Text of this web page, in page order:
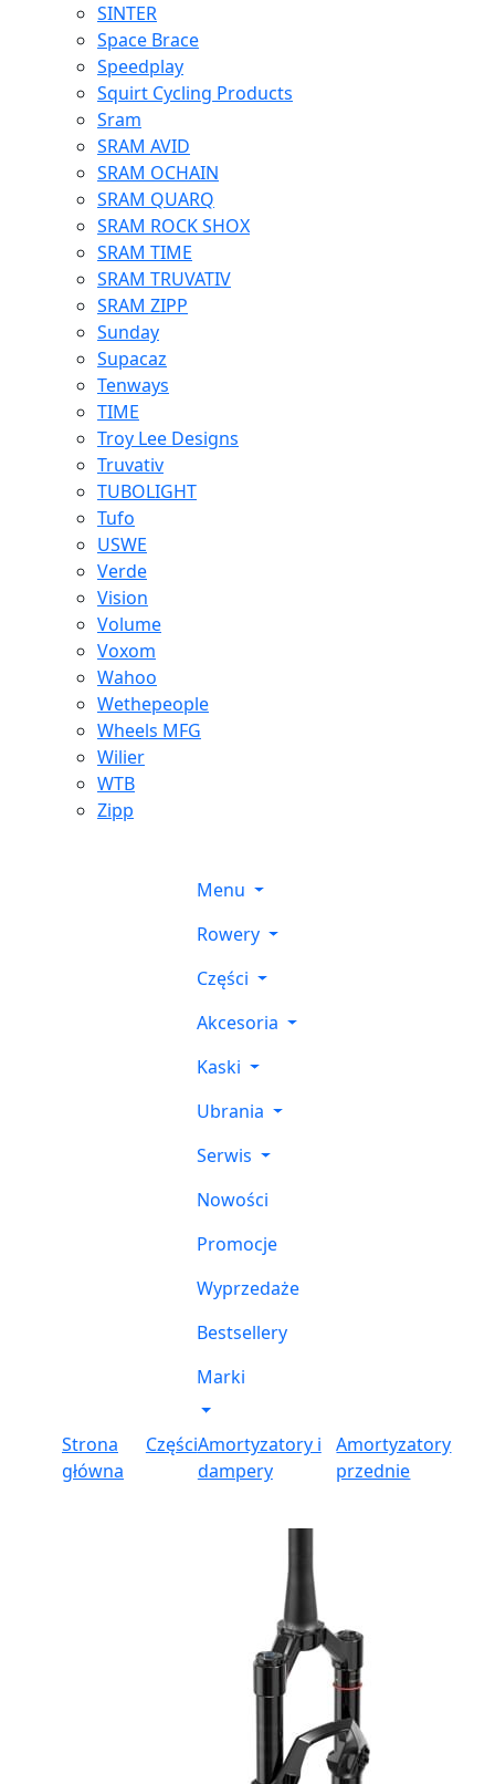
SINTER
Space Brace
Speedplay
Squirt Cycling Products
Sram
SRAM AVID
SRAM OCHAIN
SRAM QUARQ
SRAM ROCK SHOX
SRAM TIME
SRAM TRUVATIV
SRAM ZIPP
Sunday
Supacaz
Tenways
TIME
Troy Lee Designs
Truvativ
TUBOLIGHT
Tufo
USWE
Verde
Vision
Volume
Voxom
Wahoo
Wethepeople
Wheels MFG
Wilier
WTB
Zipp
Menu
Rowery
Części
Akcesoria
Kaski
Ubrania
Serwis
Nowości
Promocje
Wyprzedaże
Bestsellery
Marki
Strona
główna
CzęściAmortyzatory i
dampery
Amortyzatory
przednie